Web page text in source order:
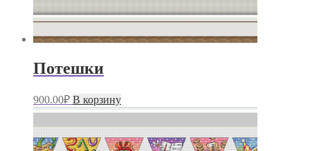
Потешки
900.00₽ В корзину